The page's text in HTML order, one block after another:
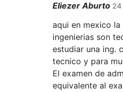
Eliezer Aburto 24
aqui en mexico
ingenierias son
estudiar una ing.
tecnico y para
El examen de
equivalente al